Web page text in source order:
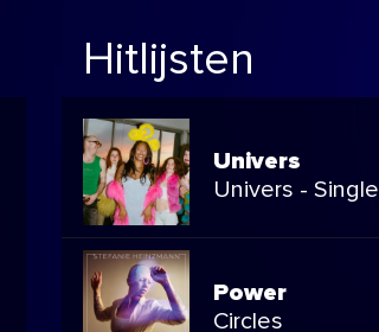
Hitlijsten
Univers
Univers - Single
Power
Circles